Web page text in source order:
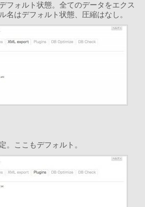
フォルト状態。全てのデータをエクス
名はデフォルト状態、圧縮はなし。
。ここもデフォルト。